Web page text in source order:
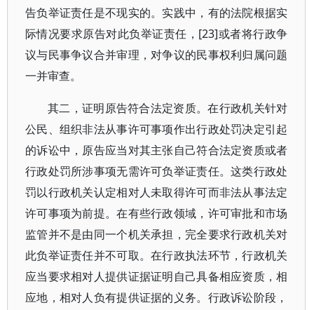
告负举证责任是不现实的。实践中，有的法院根据实
际情况要求原告对此负举证责任，[23]或者将行政争
议与民事争议合并审理，对争议的民事权利归属问题
一并审查。
其二，证明原告符合法定资质。在行政机关针对
公民、组织非法从事许可事项作出行政处罚决定引起
的诉讼中，原告应当对其主张自己符合法定资质或者
行政处罚所涉事项无需许可负举证责任。这类行政处
罚以行政机关认定相对人未取得许可而非法从事法定
许可事项为前提。在有些行政领域，许可审批和市场
监管并不是由同一个机关承担，完全要求行政机关对
此负举证责任并不可取。在行政执法环节，行政机关
应当要求相对人提供证据证明自己具备相应资质，相
应地，相对人负有提供证据的义务。行政诉讼阶段，